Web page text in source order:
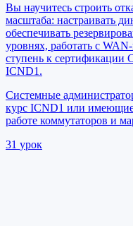
Вы научитесь строить
масштаба: настраивать
обеспечивать
уровнях, работать с
ступень к сертификации
ICND1.
Системные
курс ICND1 или имеющие
работе коммутаторов и
31 урок